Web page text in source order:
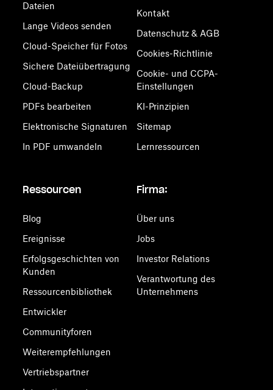
Dateien
Lange Videos senden
Cloud-Speicher für Fotos
Sichere Dateiübertragung
Cloud-Backup
PDFs bearbeiten
Elektronische Signaturen
In PDF umwandeln
Kontakt
Datenschutz & AGB
Cookies-Richtlinie
Cookie- und CCPA-
Einstellungen
KI-Prinzipien
Sitemap
Lernressourcen
Ressourcen
Blog
Ereignisse
Erfolgsgeschichten von
Kunden
Ressourcenbibliothek
Entwickler
Communityforen
Weiterempfehlungen
Vertriebspartner
Firma:
Über uns
Jobs
Investor Relations
Verantwortung des
Unternehmens